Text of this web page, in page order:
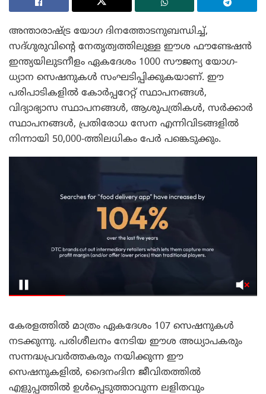
അന്താരാഷ്ട്ര യോഗ ദിനത്തോടനുബന്ധിച്ച്,
സദ്‌ഗുരുവിന്റെ നേതൃത്വത്തിലുള്ള ഈശ ഫൗണ്ടേഷൻ
ഇന്ത്യയിലുടനീളം ഏകദേശം 1000 സൗജന്യ യോഗ-
ധ്യാന സെഷനുകൾ സംഘടിപ്പിക്കുകയാണ്. ഈ
പരിപാടികളിൽ കോർപ്പറേറ്റ് സ്ഥാപനങ്ങൾ,
വിദ്യാഭ്യാസ സ്ഥാപനങ്ങൾ, ആശുപത്രികൾ, സർക്കാർ
സ്ഥാപനങ്ങൾ, പ്രതിരോധ സേന എന്നിവിടങ്ങളിൽ
നിന്നായി 50,000-ത്തിലധികം പേർ പങ്കെടുക്കും.
കേരളത്തിൽ മാത്രം ഏകദേശം 107 സെഷനുകൾ
നടക്കുന്നു. പരിശീലനം നേടിയ ഈശ അധ്യാപകരും
സന്നദ്ധപ്രവർത്തകരും നയിക്കുന്ന ഈ
സെഷനുകളിൽ, ദൈനംദിന ജീവിതത്തിൽ
എളുപ്പത്തിൽ ഉൾപ്പെടുത്താവുന്ന ലളിതവും